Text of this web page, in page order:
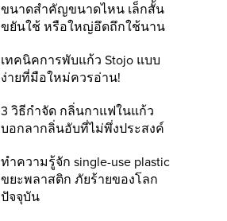
ขนาดสำคัญขนาดไหน เล็กสั้น
ขยันใช้ หรือใหญ่อึดถึกใช้นาน
เทคนิคการพับแก้ว Stojo แบบ
ง่ายที่มือใหม่ควรอ่าน!
3 วิธีกำจัด กลิ่นกาแฟในแก้ว
บอกลากลิ่นอับที่ไม่พึ่งประสงค์
ทำความรู้จัก single-use plastic
ขยะพลาสติก ภัยร้ายของโลก
ปัจจุบัน